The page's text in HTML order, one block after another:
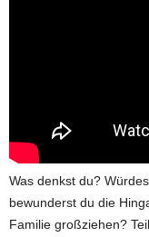
Was denkst du?
bewunderst du die
Familie großziehen?